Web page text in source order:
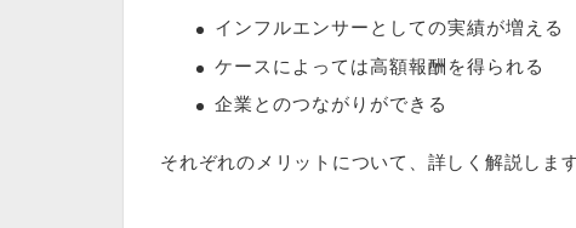
インフルエンサーとしての実績が増える
ケースによっては高額報酬を得られる
企業とのつながりができる
それぞれのメリットについて、詳しく解説します